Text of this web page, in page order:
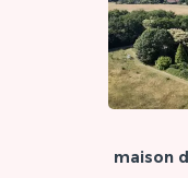
maison